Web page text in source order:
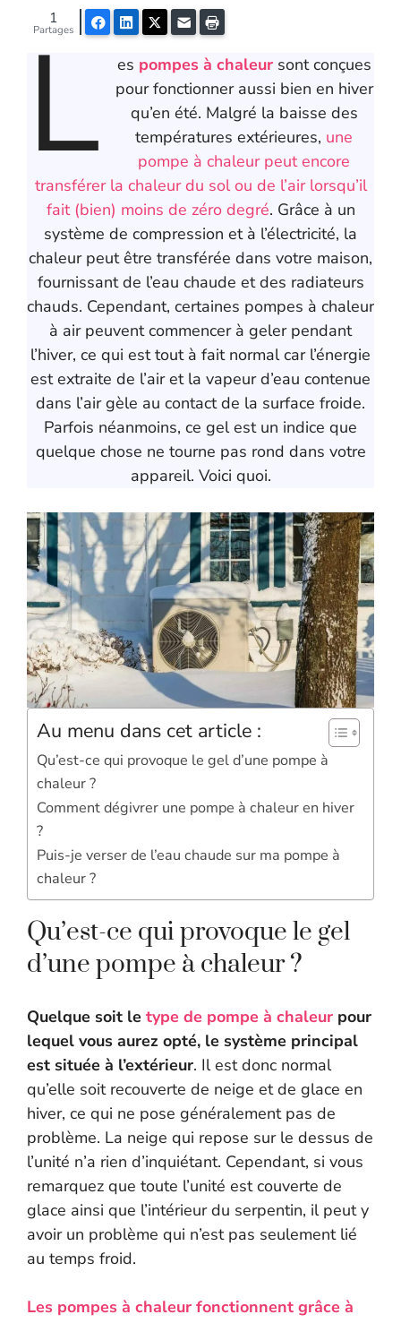
FacebookLinkedInTwitterE-mail
Partages
1
L es pompes à chaleursont conçues
pour fonctionner aussi bien en hiver
qu’en été. Malgré la baisse des
températures extérieures, une
pompe à chaleur peut encore
transférer la chaleur du sol ou de l’air lorsqu’il
fait (bien) moins de zéro degré. Grâce à un
système de compression et à l’électricité, la
chaleur peut être transférée dans votre maison,
fournissant de l’eau chaude et des radiateurs
chauds. Cependant, certaines pompes à chaleur
à air peuvent commencer à geler pendant
l’hiver, ce qui est tout à fait normal car l’énergie
est extraite de l’air et la vapeur d’eau contenue
dans l’air gèle au contact de la surface froide.
Parfois néanmoins, ce gel est un indice que
quelque chose ne tourne pas rond dans votre
appareil. Voici quoi.
Au menu dans cet article :
Qu’est-ce qui provoque le gel d’une pompe à
chaleur ?
Comment dégivrer une pompe à chaleur en hiver
?
Puis-je verser de l’eau chaude sur ma pompe à
chaleur ?
Qu’est-ce qui provoque le gel
d’une pompe à chaleur ?
Quelque soit le type de pompe à chaleur pour
lequel vous aurez opté, le système principal
est située à l’extérieur. Il est donc normal
qu’elle soit recouverte de neige et de glace en
hiver, ce qui ne pose généralement pas de
problème. La neige qui repose sur le dessus de
l’unité n’a rien d’inquiétant. Cependant, si vous
remarquez que toute l’unité est couverte de
glace ainsi que l’intérieur du serpentin, il peut y
avoir un problème qui n’est pas seulement lié
au temps froid.
Les pompes à chaleur fonctionnent grâce à